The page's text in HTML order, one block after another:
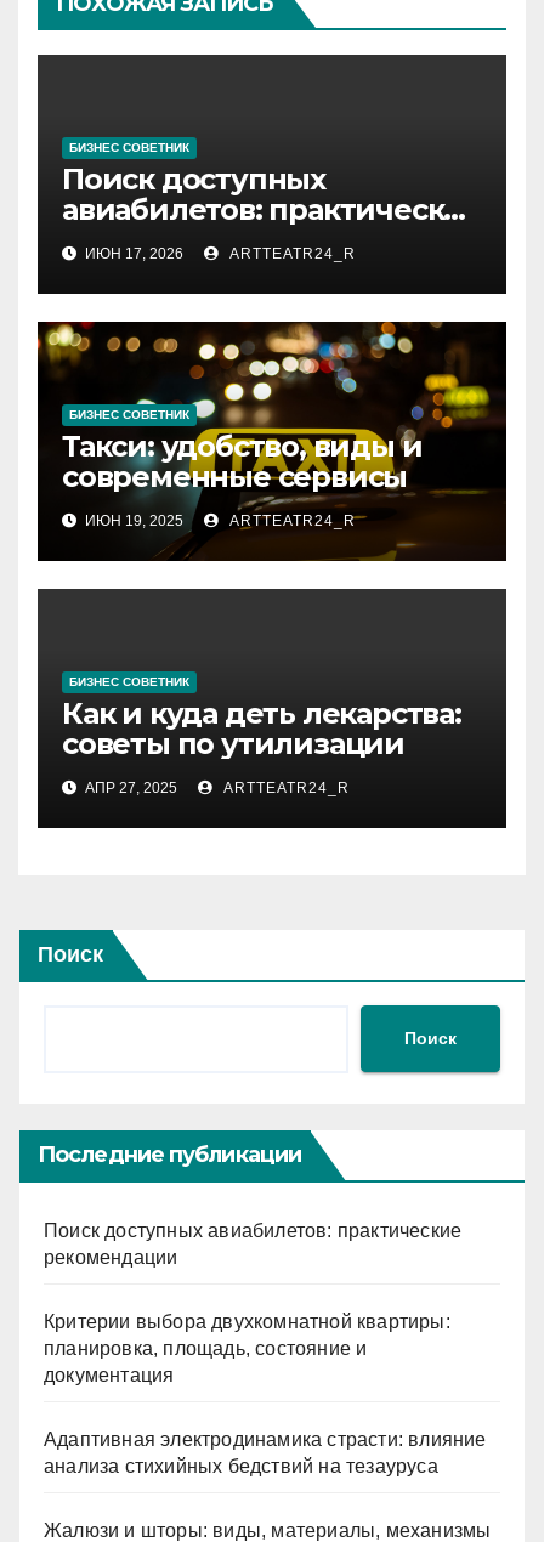
БИЗНЕС СОВЕТНИК
Поиск доступных
авиабилетов: практические
рекомендации
ИЮН 17, 2026 ARTTEATR24_R
БИЗНЕС СОВЕТНИК
Такси: удобство, виды и
современные сервисы
ИЮН 19, 2025 ARTTEATR24_R
БИЗНЕС СОВЕТНИК
Как и куда деть лекарства:
советы по утилизации
АПР 27, 2025 ARTTEATR24_R
Поиск
Поиск
Последние публикации
Поиск доступных авиабилетов: практические
рекомендации
Критерии выбора двухкомнатной квартиры:
планировка, площадь, состояние и
документация
Адаптивная электродинамика страсти: влияние
анализа стихийных бедствий на тезауруса
Жалюзи и шторы: виды, материалы, механизмы